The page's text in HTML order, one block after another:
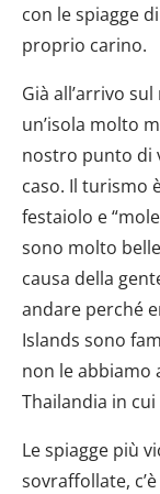
con le spiagge
proprio carino.
Già all’arrivo
un’isola molto
nostro punto di
caso. Il turismo
festaiolo e
sono molto
causa della
andare perché
Islands sono
non le abbiamo
Thailandia in
Le spiagge più
sovraffollate,